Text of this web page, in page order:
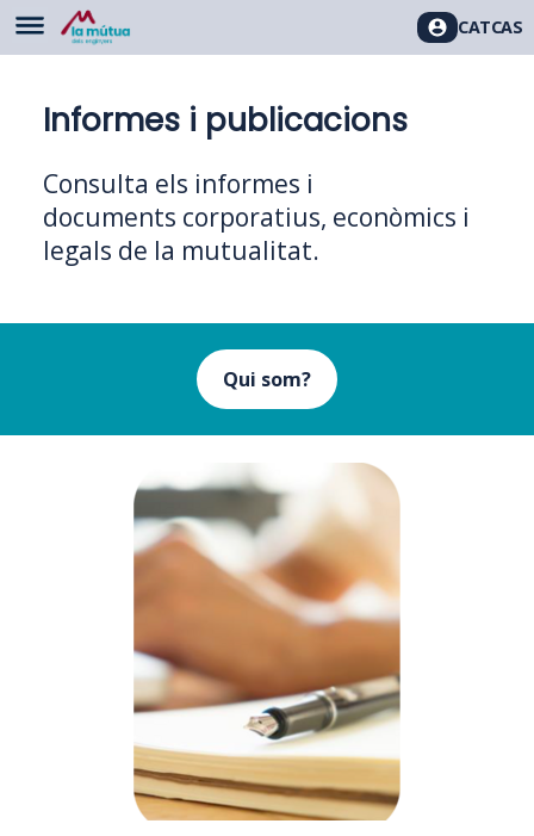
CATCAS
Informes i publicacions
Consulta els informes i
documents corporatius, econòmics i
legals de la mutualitat.
Qui som?